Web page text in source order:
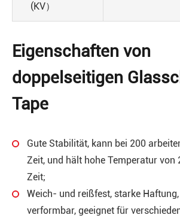
(KV）
Eigenschaften von
doppelseitigen
Tape
Gute Stabilität, kann bei 200
Zeit, und hält hohe Temperatur
Zeit;
Weich- und reißfest, starke
verformbar, geeignet für